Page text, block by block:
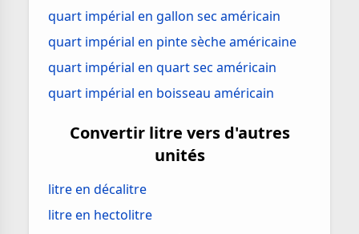
quart impérial en gallon sec américain
quart impérial en pinte sèche américaine
quart impérial en quart sec américain
quart impérial en boisseau américain
Convertir litre vers d'autres
unités
litre en décalitre
litre en hectolitre